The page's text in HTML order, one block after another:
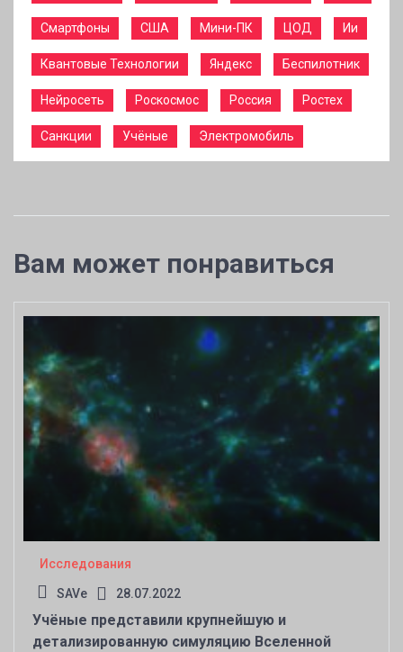
Смартфоны США Мини-ПК ЦОД Ии
Квантовые Технологии Яндекс Беспилотник
Нейросеть Роскосмос Россия Ростех
Санкции Учёные Электромобиль
Вам может понравиться
Исследования
SAVe 28.07.2022
Учёные представили крупнейшую и
детализированную симуляцию Вселенной